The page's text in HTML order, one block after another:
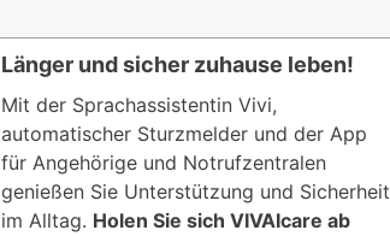
Länger und sicher zuhause leben!
Mit der Sprachassistentin Vivi,
automatischer Sturzmelder und der App
für Angehörige und Notrufzentralen
genießen Sie Unterstützung und Sicherheit
im Alltag. Holen Sie sich VIVAIcare ab